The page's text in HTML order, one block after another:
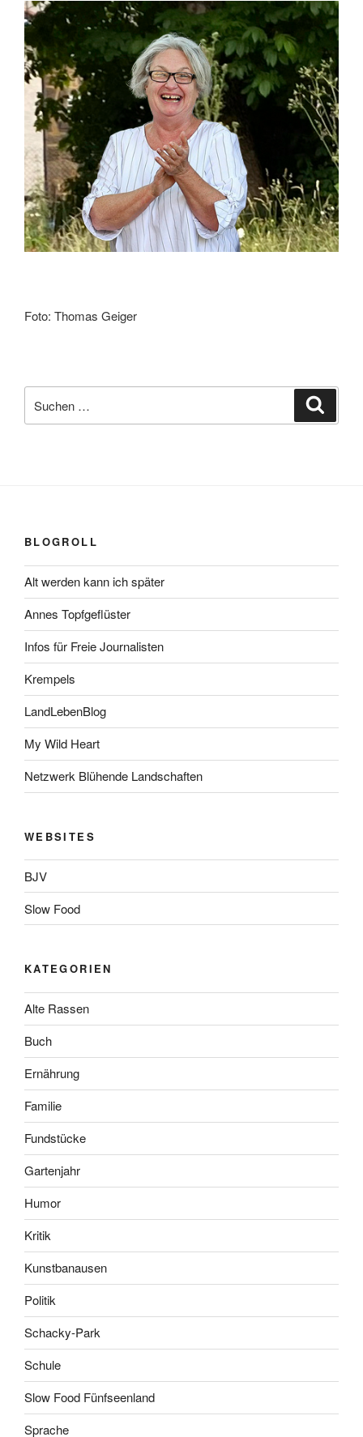
Foto: Thomas Geiger
nach:
BLOGROLL
Alt werden kann ich später
Annes Topfgeflüster
Infos für Freie Journalisten
Krempels
LandLebenBlog
My Wild Heart
Netzwerk Blühende Landschaften
WEBSITES
BJV
Slow Food
KATEGORIEN
Alte Rassen
Buch
Ernährung
Familie
Fundstücke
Gartenjahr
Humor
Kritik
Kunstbanausen
Politik
Schacky-Park
Schule
Slow Food Fünfseenland
Sprache